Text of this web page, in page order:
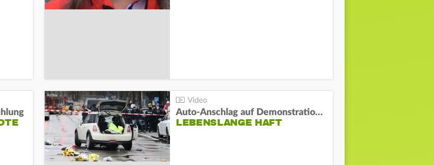
Auto-Anschlag auf Demonstration in München:
LEBENSLANGE HAFT